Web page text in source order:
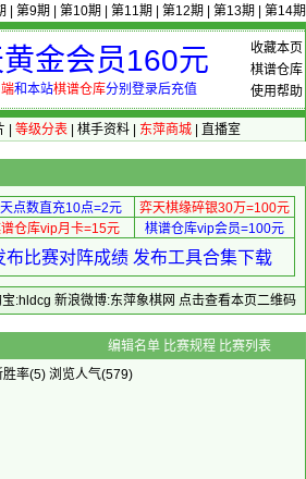
第9期 第10期 第11期 第12期 第13期 第14期
收藏本页
棋谱仓库
使用帮助
金会员160元
和本站棋谱仓库分别登录后充值
等级分表| 棋手资料| 东萍商城| 直播室
点数直充10点=2元
弈天棋缘碎银30万=100元
仓库vip月卡=15元 棋谱仓库vip会员=100元
比赛对阵成绩 发布工具合集下载
:hldcg 新浪微博:东萍象棋网 点击查看本页二维码
比赛围棋组 编辑名单 比赛规程 比赛列表
胜率(5) 浏览人气(579)